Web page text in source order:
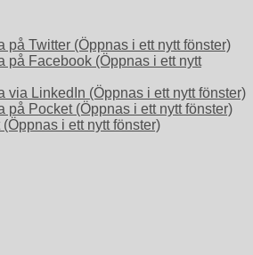
på Twitter (Öppnas i ett nytt fönster)
på Facebook (Öppnas i ett nytt
via LinkedIn (Öppnas i ett nytt fönster)
på Pocket (Öppnas i ett nytt fönster)
i ett nytt fönster)